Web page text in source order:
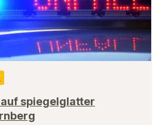
spiegelglatter